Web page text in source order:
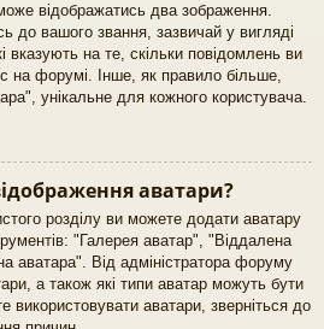
відображатись два зображення.
до вашого звання, зазвичай у вигляді
вказують на те, скільки повідомлень ви
на форумі. Інше, як правило більше,
унікальне для кожного користувача.
аватари?
розділу ви можете додати аватару
"Галерея аватар", "Віддалена
аватара". Від адміністратора форуму
а також які типи аватар можуть бути
використовувати аватари, зверніться до